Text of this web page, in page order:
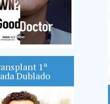
1ª
Dublado